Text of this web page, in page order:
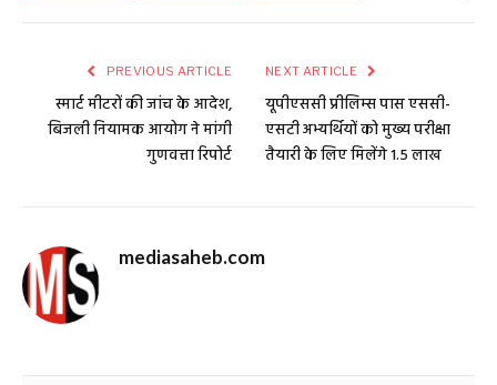
PREVIOUS ARTICLE
स्मार्ट मीटरों की जांच के आदेश,
बिजली नियामक आयोग ने मांगी
गुणवत्ता रिपोर्ट
NEXT ARTICLE
यूपीएससी प्रीलिम्स पास एससी-
एसटी अभ्यर्थियों को मुख्य परीक्षा
तैयारी के लिए मिलेंगे 1.5 लाख
mediasaheb.com